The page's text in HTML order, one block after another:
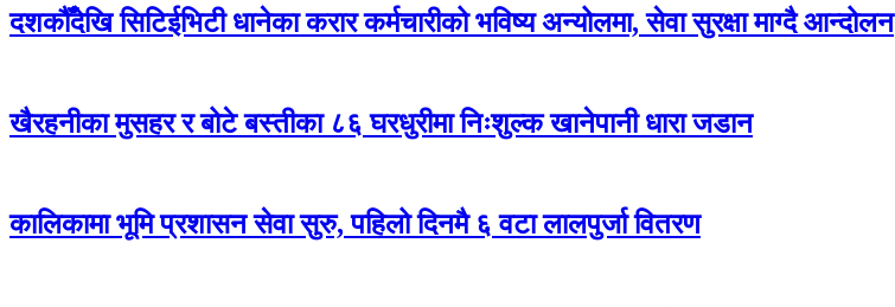
दशकौँदेखि सिटिईभिटी धानेका करार कर्मचारीको भविष्य अन्योलमा, सेवा सुरक्षा माग्दै आन्दोलन
खैरहनीका मुसहर र बोटे बस्तीका ८६ घरधुरीमा निःशुल्क खानेपानी धारा जडान
कालिकामा भूमि प्रशासन सेवा सुरु, पहिलो दिनमै ६ वटा लालपुर्जा वितरण